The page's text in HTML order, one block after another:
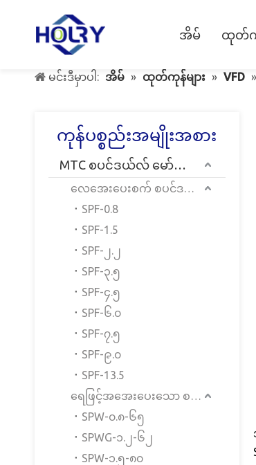
အိမ် ထုတ်ကု
မင်းဒီမှာပါ: အိမ် » ထုတ်ကုန်များ » VFD »
ကုန်ပစ္စည်းအမျိုးအစား
MTC စပင်ဒယ်လ် မော်တာများ
လေအေးပေးစက် စပင်ဒယ်လ် မော်တာ
SPF-0.8
SPF-1.5
SPF-၂.၂
SPF-၃.၅
SPF-၄.၅
SPF-၆.၀
SPF-၇.၅
SPF-၉.၀
SPF-13.5
ရေဖြင့်အအေးပေးသော စပင်းဒဲလ်မော်တာ
SPW-၀.၈-၆၅
SPWG-၁.၂-၆၂
SPW-၁.၅-၈၀